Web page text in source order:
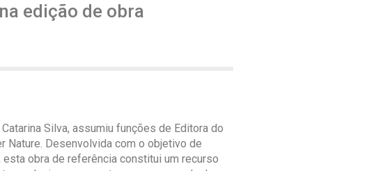
edição de obra
Silva, assumiu funções de Editora do
Nature. Desenvolvida com o objetivo de
obra de referência constitui um recurso